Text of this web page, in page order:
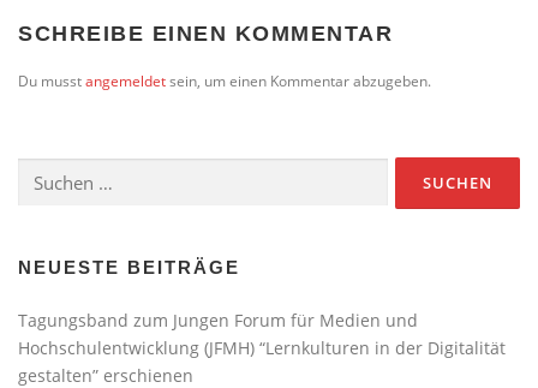
SCHREIBE EINEN KOMMENTAR
Du musstangemeldetsein, um einen Kommentar abzugeben.
nach:
NEUESTE BEITRÄGE
Tagungsband zum Jungen Forum für Medien und
Hochschulentwicklung (JFMH) “Lernkulturen in der Digitalität
gestalten” erschienen